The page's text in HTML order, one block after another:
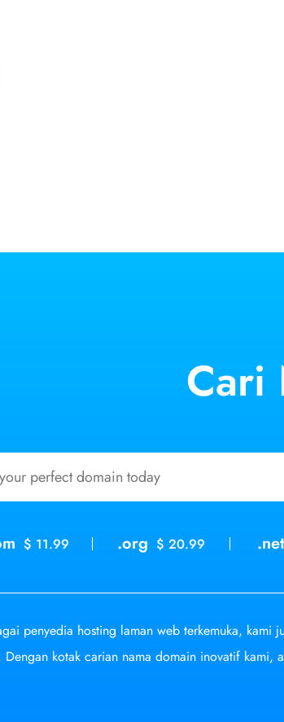
Cari
$ 11.99 .org $ 20.99 .net
penyedia hosting laman web terkemuka, kami
Dengan kotak carian nama domain inovatif kami,